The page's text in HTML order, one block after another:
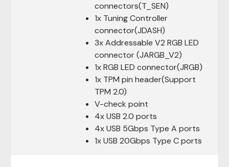
connectors(T_SEN)
1x Tuning Controller
connector(JDASH)
3x Addressable V2 RGB LED
connector (JARGB_V2)
1x RGB LED connector(JRGB)
1x TPM pin header(Support
TPM 2.0)
V-check point
4x USB 2.0 ports
4x USB 5Gbps Type A ports
1x USB 20Gbps Type C ports